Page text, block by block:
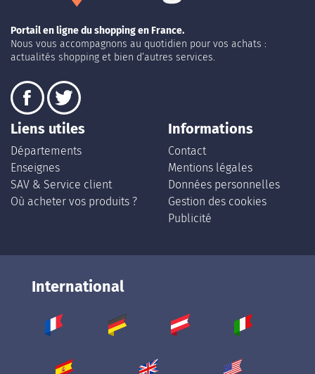
Portail en ligne du shopping en France.
Nous vous accompagnons au quotidien pour vos achats :
actualités shopping et bien d’autres services.
Liens utiles
Départements
Enseignes
SAV & Service client
Où acheter vos produits ?
Informations
Contact
Mentions légales
Données personnelles
Gestion des cookies
Publicité
International